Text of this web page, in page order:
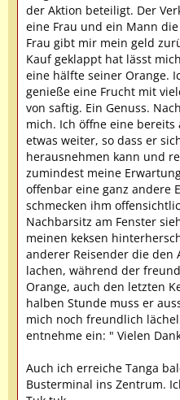
in einer prekären
lassen, könnte ich es
nicht.
Viele Grüße
So eine ähnliche
Ich weiß nicht genau
stürzte vom bus.. binnen
sich die sizuation auf.
Tansania. Die
schaukelten den bus
busbegleiter. Der
anführer der massen
meinen platz. Die
inzwischen den bus
an, aber der anführer
entführten sie den bus
um die häuser in ein
gut. Drr mann überlebte
busfahrer 2 oder 3
der Aktion beteiligt. Der
eine Frau und ein Mann
Frau gibt mir mein geld
Kauf geklappt hat lässt
eine hälfte seiner Orange.
genieße eine Frucht mit
von saftig. Ein Genuss.
mich. Ich öffne eine bereits
etwas weiter, so dass er
herausnehmen kann und
zumindest meine
offenbar eine ganz andere
schmecken ihm
Nachbarsitz am Fenster
meinen keksen
anderer Reisender die den
lachen, während der
Orange, auch den letzten
halben Stunde muss er
mich noch freundlich
entnehme ein: " Vielen
Auch ich erreiche Tanga
Busterminal ins Zentrum.